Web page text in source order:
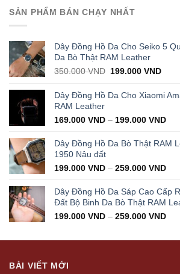
was:
1.000.000 VND.
SẢN PHẨM BÁN CHẠY NHẤT
Dây Đồng Hồ Da Cho Seiko 5
Da Bò Thật RAM Leather
350.000VND Original
was:
199.000VND
is:
Dây Đồng Hồ Da Cho Xiaomi
RAM Leather
169.000 VND – 199.000 VND
Dây Đồng Hồ Da Bò Thật RAM
1950 Nâu đất
199.000 VND – 259.000 VND
Dây Đồng Hồ Da Sáp Cao Cấp
Đất Bộ Binh Da Bò Thật RAM
199.000 VND – 259.000 VND
BÀI VIẾT MỚI